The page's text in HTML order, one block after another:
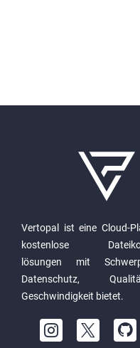
Vertopal ist eine Cloud-
kostenlose
lösungen mit
Datenschutz,
Geschwindigkeit bietet.